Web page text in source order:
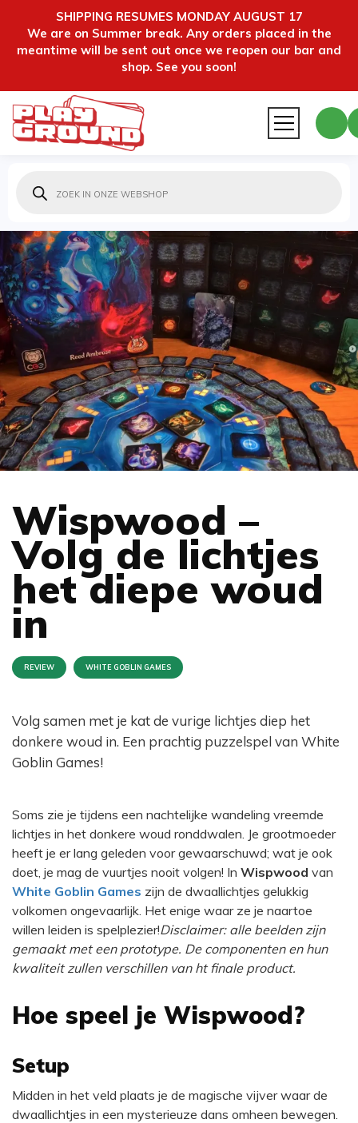
SHIPPING RESUMES MONDAY AUGUST 17
We are on Summer break. Any orders placed in the
meantime will be sent out once we reopen our bar and
shop. See you soon!
zoeken
Wispwood –
Volg de lichtjes
het diepe woud
in
REVIEW WHITE GOBLIN GAMES
Volg samen met je kat de vurige lichtjes diep het
donkere woud in. Een prachtig puzzelspel van White
Goblin Games!
Soms zie je tijdens een nachtelijke wandeling vreemde
lichtjes in het donkere woud ronddwalen. Je grootmoeder
heeft je er lang geleden voor gewaarschuwd; wat je ook
doet, je mag de vuurtjes nooit volgen! In Wispwood van
White Goblin Games zijn de dwaallichtjes gelukkig
volkomen ongevaarlijk. Het enige waar ze je naartoe
willen leiden is spelplezier!Disclaimer: alle beelden zijn
gemaakt met een prototype. De componenten en hun
kwaliteit zullen verschillen van ht finale product.
Hoe speel je Wispwood?
Setup
Midden in het veld plaats je de magische vijver waar de
dwaallichtjes in een mysterieuze dans omheen bewegen.